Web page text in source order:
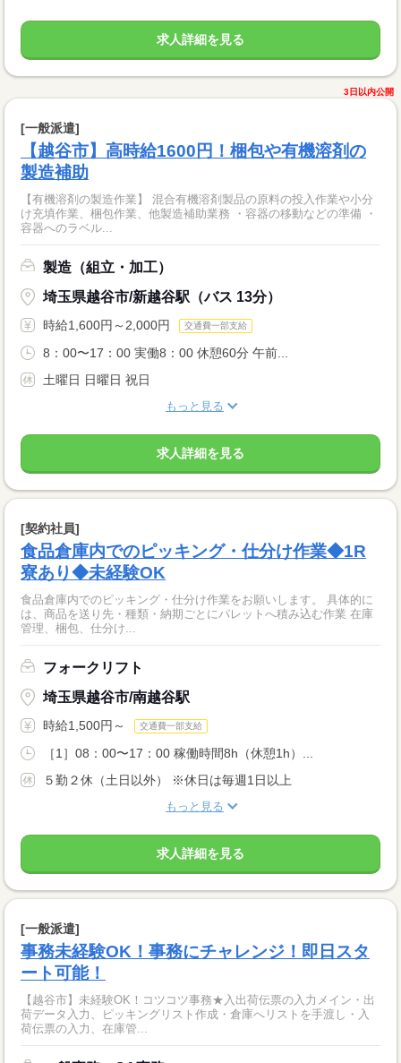
求人詳細を見る
3日以内公開
[一般派遣]
【越谷市】高時給1600円！梱包や有機溶剤の
製造補助
【有機溶剤の製造作業】 混合有機溶剤製品の原料の投入作業や小分
け充填作業、梱包作業、他製造補助業務 ・容器の移動などの準備 ・
容器へのラベル...
製造（組立・加工）
埼玉県越谷市/新越谷駅（バス 13分）
時給1,600円～2,000円 交通費一部支給
8：00〜17：00 実働8：00 休憩60分 午前...
土曜日 日曜日 祝日
もっと見る
求人詳細を見る
[契約社員]
食品倉庫内でのピッキング・仕分け作業◆1R
寮あり◆未経験OK
食品倉庫内でのピッキング・仕分け作業をお願いします。 具体的に
は、商品を送り先・種類・納期ごとにパレットへ積み込む作業 在庫
管理、梱包、仕分け...
フォークリフト
埼玉県越谷市/南越谷駅
時給1,500円～ 交通費一部支給
［1］08：00〜17：00 稼働時間8h（休憩1h）...
５勤２休（土日以外） ※休日は毎週1日以上
もっと見る
求人詳細を見る
[一般派遣]
事務未経験OK！事務にチャレンジ！即日スタ
ート可能！
【越谷市】未経験OK！コツコツ事務★入出荷伝票の入力メイン・出
荷データ入力、ピッキングリスト作成・倉庫へリストを手渡し・入
荷伝票の入力、在庫管...